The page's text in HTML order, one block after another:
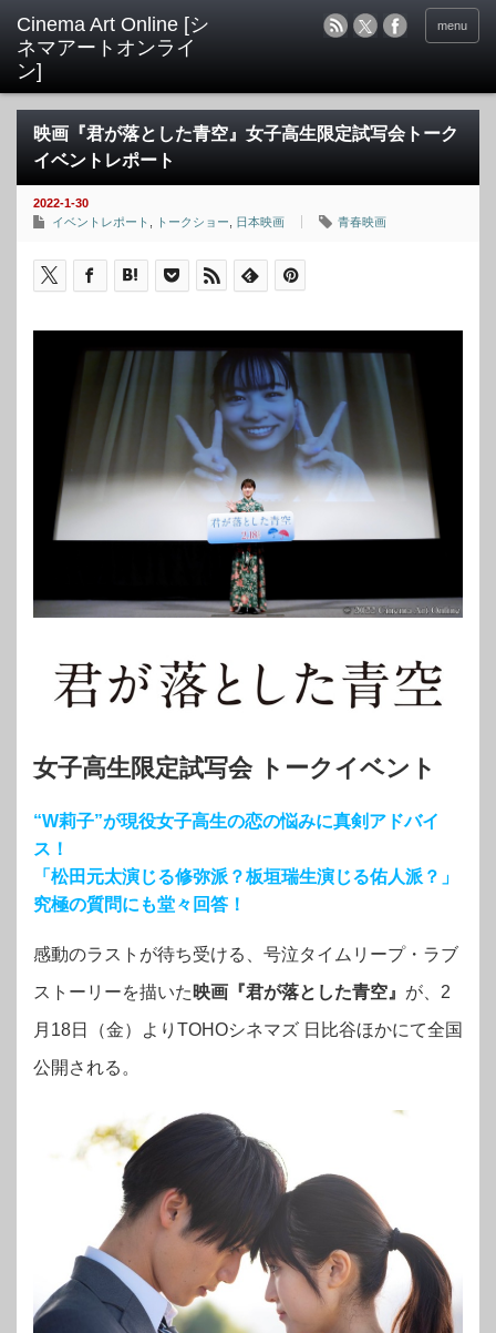
menu
映画『君が落とした青空』女子高生限定試写会トーク
イベントレポート
2022-1-30
イベントレポート
トークショー 日本映画 青春映画
女子高生限定試写会 トークイベント
“W莉子”が現役女子高生の恋の悩みに真剣アドバイ
ス！
「松田元太演じる修弥派？板垣瑞生演じる佑人派？」
究極の質問にも堂々回答！
感動のラストが待ち受ける、号泣タイムリープ・ラブ
ストーリーを描いた 映画『君が落とした青空』 が、2
月18日（金）よりTOHOシネマズ 日比谷ほかにて全国
公開される。